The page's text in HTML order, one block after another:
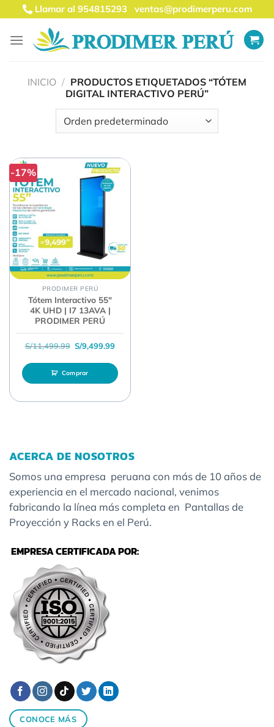
Saltar
al
contenido
Llamar al 954815293ventas@prodimerperu.com
INICIO / PRODUCTOS ETIQUETADOS “TÓTEM
DIGITAL INTERACTIVO PERÚ”
-17%
PRODIMER PERÚ
Tótem Interactivo 55″
4K UHD | I7 13AVA |
PRODIMER PERÚ
S/11,499.99 El precio original era: S/11,499.99.
S/9,499.99El precio actual es: S/9,499.99.
Comprar
ACERCA DE NOSOTROS
Somos una empresa peruana con más de 10 años de
experiencia en el mercado nacional, venimos
fabricando la línea más completa en Pantallas de
Proyección y Racks en el Perú.
EMPRESA CERTIFICADA POR:
CONOCE MÁS